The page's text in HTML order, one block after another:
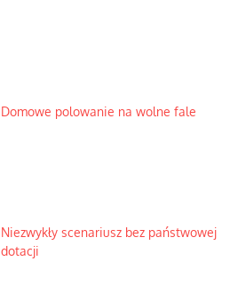
Domowe polowanie na wolne fale
Niezwykły scenariusz bez państwowej
dotacji